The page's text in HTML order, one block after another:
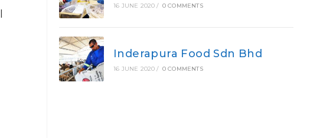
16 JUNE 2020 / 0 COMMENTS
Inderapura Food Sdn Bhd
16 JUNE 2020 / 0 COMMENTS